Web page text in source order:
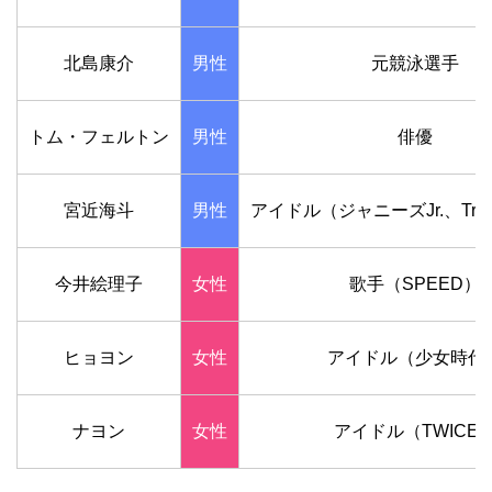
北島康介 男性 元競泳選手
トム・フェルトン 男性 俳優
宮近海斗 男性 アイドル（ジャニーズJr.、
今井絵理子 女性 歌手（SPEED）
ヒョヨン 女性 アイドル（少女時代
ナヨン 女性 アイドル（TWICE